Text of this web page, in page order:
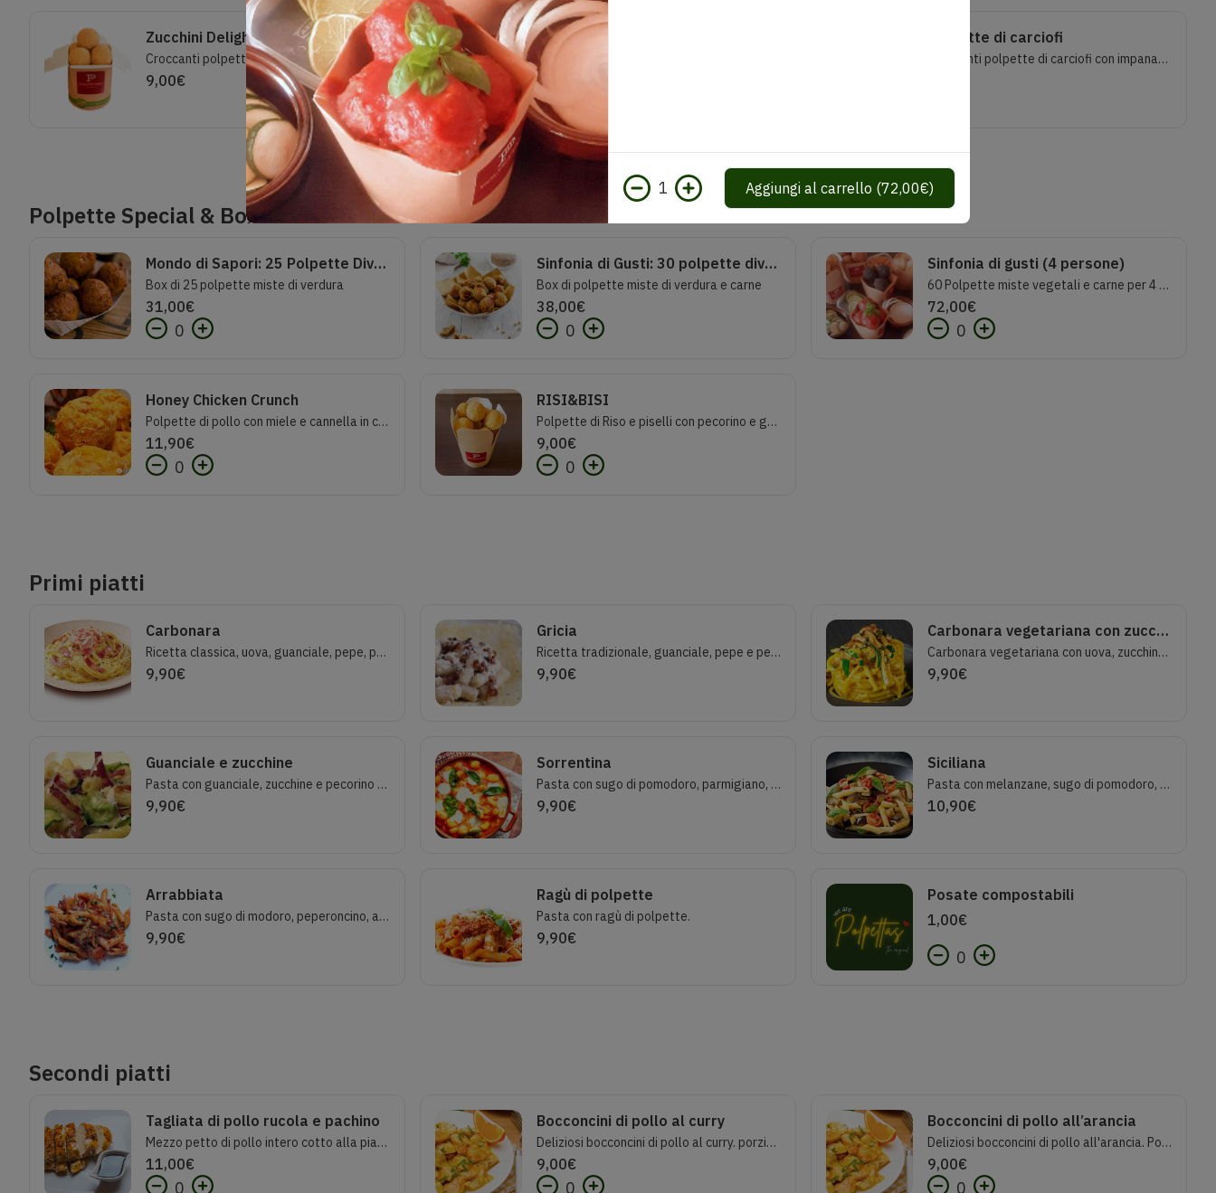
Zucchini Delights
Croccanti polpette di zucchine e patate con una nota di menta fresca.Porzione 7 polpette.Impanatura Mais.Senza lattosio
9,00€
1,00
0
Polpette di carciofi
Croccanti polpette di carciofi con impanatura di mais. Lactose freePorzione 7
Polpette Special & Box
Mondo di Sapori: 25 Polpette Diverse (2persone)
Box di 25 polpette miste di verdura
31,00€
0
Sinfonia di Gusti: 30 polpette diverse (2 persone)
Box di polpette miste di verdura e carne
38,00€
0
Sinfonia di gusti (4 persone)
60 Polpette miste vegetali e carne per 4 persone
72,00€
0
Honey Chicken Crunch
Polpette di pollo con miele e cannella in croccante impanatura di mais.Senza lattosio.Porzione 7 polpette
11,90€
0
RISI&BISI
Polpette di Riso e piselli con pecorino e guanciale.Porzione 7 pezzi
9,00€
0
Primi piatti
Carbonara
Ricetta classica, uova, guanciale, pepe, pecorino romano D.O.P.
9,90€
Gricia
Ricetta tradizionale, guanciale, pepe e pecorino romano D.O.P.
9,90€
Carbonara vegetariana con zucchine
Carbonara vegetariana con uova, zucchine, pepe, pecorino romano D.O.P.
9,90€
Guanciale e zucchine
Pasta con guanciale, zucchine e pecorino romano D.O.P.
9,90€
Sorrentina
Pasta con sugo di pomodoro, parmigiano, basilico, mozzarella.
9,90€
Siciliana
Pasta con melanzane, sugo di pomodoro, pomodorini, basilico, mozzarella.
10,90€
Arrabbiata
Pasta con sugo di modoro, peperoncino, aglio e prezzemolo.
9,90€
Ragù di polpette
Pasta con ragù di polpette.
9,90€
Posate compostabili
1,00€
0
Secondi piatti
Tagliata di pollo rucola e pachino
Mezzo petto di pollo intero cotto alla piastra e condito con rucola e pomodorini
11,00€
0
Bocconcini di pollo al curry
Deliziosi bocconcini di pollo al curry. porzione 250g
9,00€
0
Bocconcini di pollo all’arancia
Deliziosi bocconcini di pollo all'arancia. Porzione 250g
9,00€
0
1 Aggiungi al carrello (72,00€)